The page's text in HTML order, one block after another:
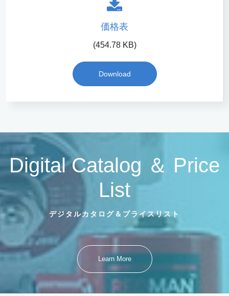
価格表
(454.78 KB)
Download
Digital Catalog ＆ Price
List
デジタルカタログ＆プライスリスト
Learn More